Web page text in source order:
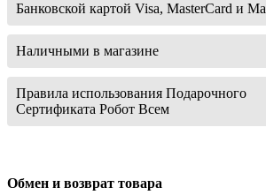
Банковской картой Visa, MasterCard и
Наличными в магазине
Правила использования Подарочного
Сертификата Робот Всем
Обмен и возврат товара